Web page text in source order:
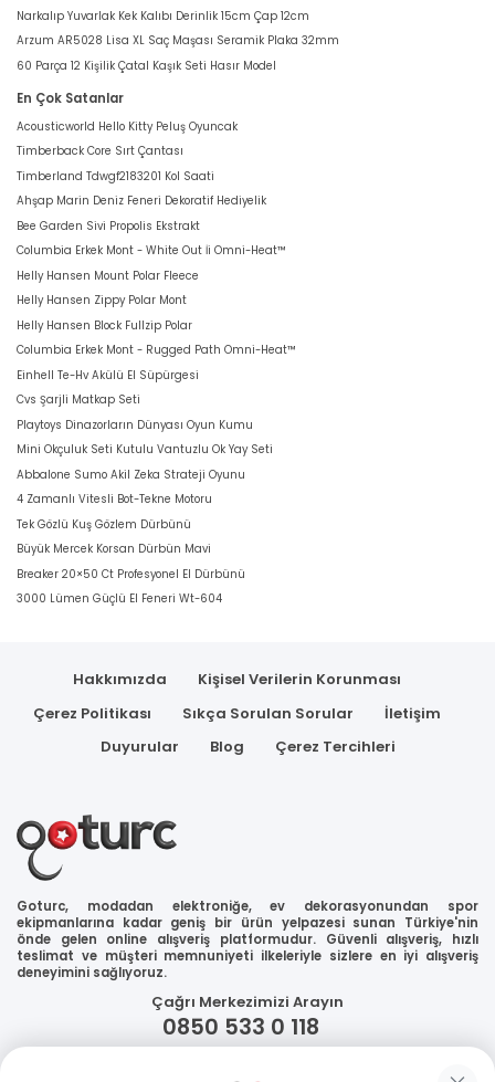
Narkalıp Yuvarlak Kek Kalıbı Derinlik 15cm Çap 12cm
Arzum AR5028 Lisa XL Saç Maşası Seramik Plaka 32mm
60 Parça 12 Kişilik Çatal Kaşık Seti Hasır Model
En Çok Satanlar
Acousticworld Hello Kitty Peluş Oyuncak
Timberback Core Sırt Çantası
Timberland Tdwgf2183201 Kol Saati
Ahşap Marin Deniz Feneri Dekoratif Hediyelik
Bee Garden Sivi Propolis Ekstrakt
Columbia Erkek Mont - White Out İi Omni-Heat™
Helly Hansen Mount Polar Fleece
Helly Hansen Zippy Polar Mont
Helly Hansen Block Fullzip Polar
Columbia Erkek Mont - Rugged Path Omni-Heat™
Einhell Te-Hv Akülü El Süpürgesi
Cvs Şarjli Matkap Seti
Playtoys Dinazorların Dünyası Oyun Kumu
Mini Okçuluk Seti Kutulu Vantuzlu Ok Yay Seti
Abbalone Sumo Akil Zeka Strateji Oyunu
4 Zamanlı Vitesli Bot-Tekne Motoru
Tek Gözlü Kuş Gözlem Dürbünü
Büyük Mercek Korsan Dürbün Mavi
Breaker 20×50 Ct Profesyonel El Dürbünü
3000 Lümen Güçlü El Feneri Wt-604
Hakkımızda
Kişisel Verilerin Korunması
Çerez Politikası
Sıkça Sorulan Sorular
İletişim
Duyurular
Blog Çerez Tercihleri
Goturc, modadan elektroniğe, ev dekorasyonundan spor
ekipmanlarına kadar geniş bir ürün yelpazesi sunan Türkiye'nin
önde gelen online alışveriş platformudur. Güvenli alışveriş, hızlı
teslimat ve müşteri memnuniyeti ilkeleriyle sizlere en iyi alışveriş
deneyimini sağlıyoruz.
Çağrı Merkezimizi Arayın
0850 533 0 118